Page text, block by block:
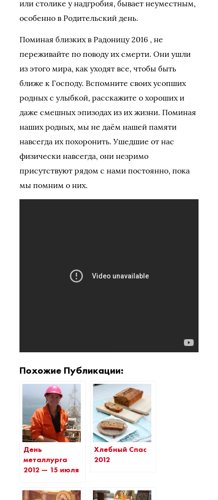
или столике у надгробия, бывает неуместным,
особенно в Родительский день.
Поминая близких в Радоницу 2016 , не
переживайте по поводу их смерти. Они ушли
из этого мира, как уходят все, чтобы быть
ближе к Господу. Вспомните своих усопших
родных с улыбкой, расскажите о хороших и
даже смешных эпизодах из их жизни. Поминая
наших родных, мы не даём нашей памяти
навсегда их похоронить. Ушедшие от нас
физически навсегда, они незримо
присутствуют рядом с нами постоянно, пока
мы помним о них.
Похожие Публикации:
День
металлурга
2012 — 15 июля
Хлебный Спас
2012